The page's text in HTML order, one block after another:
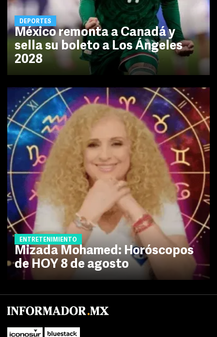
DEPORTES
México remonta a Canadá y
sella su boleto a Los Ángeles
2028
ENTRETENIMIENTO
Mizada Mohamed: Horóscopos
de HOY 8 de agosto